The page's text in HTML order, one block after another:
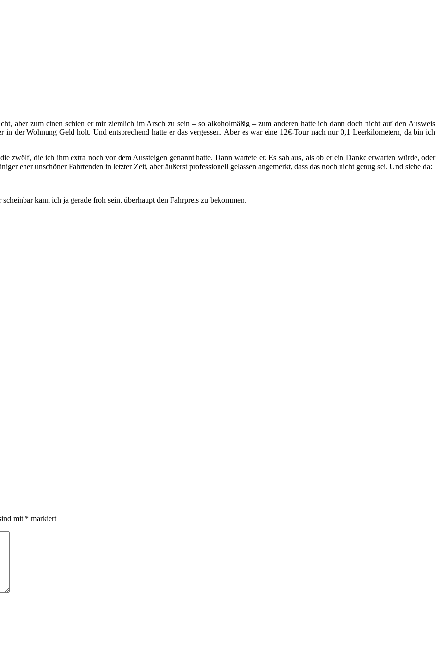
aber zum einen schien er mir ziemlich im Arsch zu sein – so alkoholmäßig – zum anderen hatte ich dann doch nicht auf den Ausweis
in der Wohnung Geld holt. Und entsprechend hatte er das vergessen. Aber es war eine 12€-Tour nach nur 0,1 Leerkilometern, da bin ich
zwölf, die ich ihm extra noch vor dem Aussteigen genannt hatte. Dann wartete er. Es sah aus, als ob er ein Danke erwarten würde, oder
eher unschöner Fahrtenden in letzter Zeit, aber äußerst professionell gelassen angemerkt, dass das noch nicht genug sei. Und siehe da:
kann ich ja gerade froh sein, überhaupt den Fahrpreis zu bekommen.
mit * markiert